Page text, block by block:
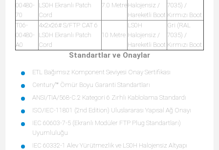
00480-
70
LS0H Ekranlı Patch
Cord
7.0 MetreHalojensiz /
Hareketli Boot
7035) /
Kırmızı Boot
T06-
00480-
A0
4x2x26# S/FTP CAT 6
LS0H Ekranlı Patch
Cord
10 Metre
LS0H
Halojensiz /
Hareketli Boot
Gri (RAL
7035) /
Kırmızı Boot
Standartlar ve Onaylar
ETL Bağımsız Komponent Seviyesi Onay Sertifikası
Century™ Ömür Boyu Garanti Standartları
ANSI/TIA/568-C.2 Kategori 6 Zırhlı Kablolama Standardı
ISO/IEC-11801 (2nd Edition) Uluslararası Yapısal Ağ Onayı
IEC 60603-7-5 (Ekranlı Modüler FTP Plug Standartları)
Uyumluluğu
IEC 60332-1 Alev Yürütmezlik ve LS0H Halojensiz Altyapı